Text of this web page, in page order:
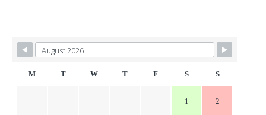
ビ
ゲ
M T W T F S S
1 2